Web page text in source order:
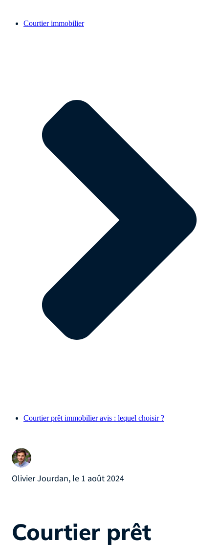
Courtier immobilier
Courtier prêt immobilier avis : lequel choisir ?
Olivier Jourdan, le 1 août 2024
Courtier prêt